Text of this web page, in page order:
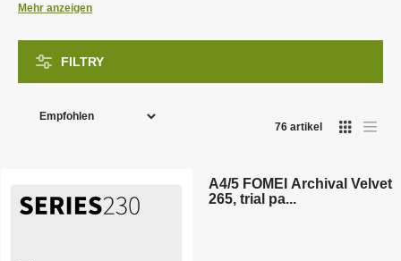
ANLEITUNGEN UND ICC PROFILE
Mehr anzeigen
FILTRY
k
76artikel
A4/5 FOMEI Archival Velvet
265, trial pa...